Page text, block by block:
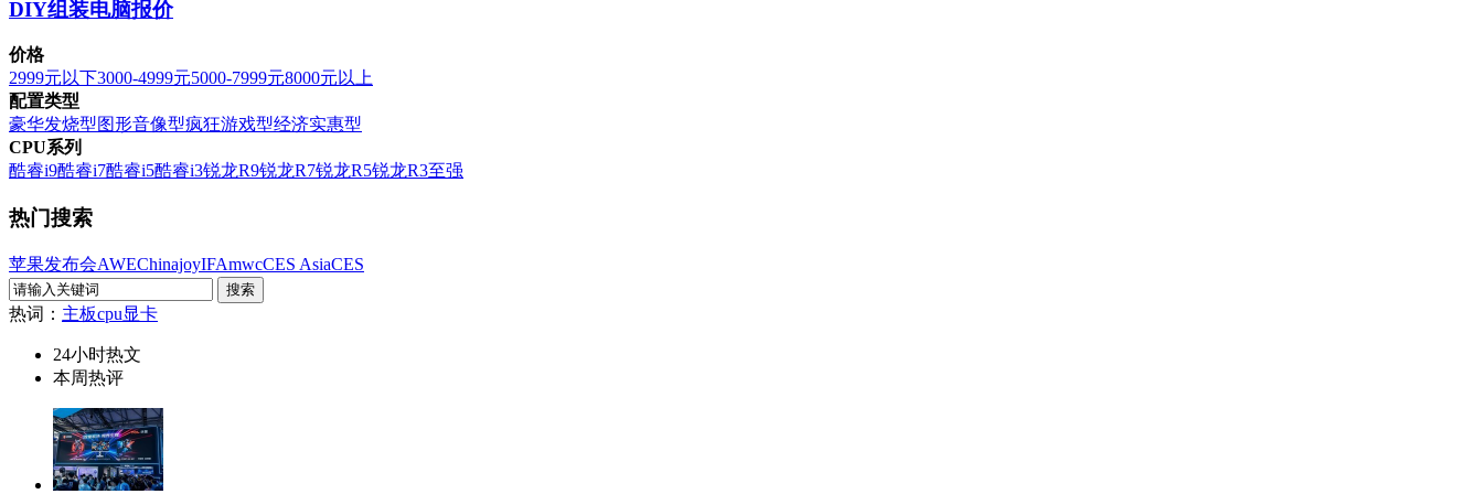
DIY组装电脑报价
价格
2999元以下3000-4999元5000-7999元8000元以上
配置类型
豪华发烧型图形音像型疯狂游戏型经济实惠型
CPU系列
酷睿i9酷睿i7酷睿i5酷睿i3锐龙R9锐龙R7锐龙R5锐龙R3至强
热门搜索
苹果发布会AWEChinajoyIFAmwcCES AsiaCES
热词： 主板cpu显卡
24小时热文
本周热评